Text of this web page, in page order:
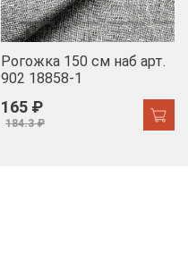
Рогожка 150 см наб арт.
902 18858-1
165 ₽
184.3 ₽